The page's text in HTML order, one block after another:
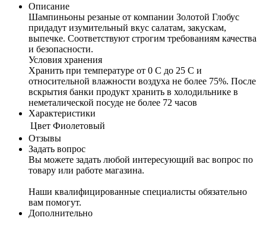
Описание
Шампиньоны резаные от компании Золотой Глобус
придадут изумительный вкус салатам, закускам,
выпечке. Соответствуют строгим требованиям качества
и безопасности.
Условия хранения
Хранить при температуре от 0 C до 25 С и
относительной влажности воздуха не более 75%. После
вскрытия банки продукт хранить в холодильнике в
неметалической посуде не более 72 часов
Характеристики
Цвет Фиолетовый
Отзывы
Задать вопрос
Вы можете задать любой интересующий вас вопрос по
товару или работе магазина.
Наши квалифицированные специалисты обязательно
вам помогут.
Дополнительно